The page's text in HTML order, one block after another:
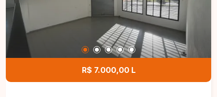
comodidade para toda a família. Uma excelente
oportunidade para quem busca um apartamento
bem localizado, com condomínio completo e
ótimo custo-benefício. Entre em contato e
agende sua visita!
R$ 7.000,00 L